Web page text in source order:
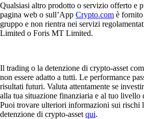
Qualsiasi altro prodotto o servizio offerto e
pagina web o sull’App Crypto.com è fornito
gruppo e non rientra nei servizi
Limited o Foris MT Limited.
Il trading o la detenzione di crypto-asset
non essere adatto a tutti. Le performance
risultati futuri. Valuta attentamente se
alla tua situazione finanziaria e al tuo livello
Puoi trovare ulteriori informazioni sui rischi
detenzione di crypto-asset qui.